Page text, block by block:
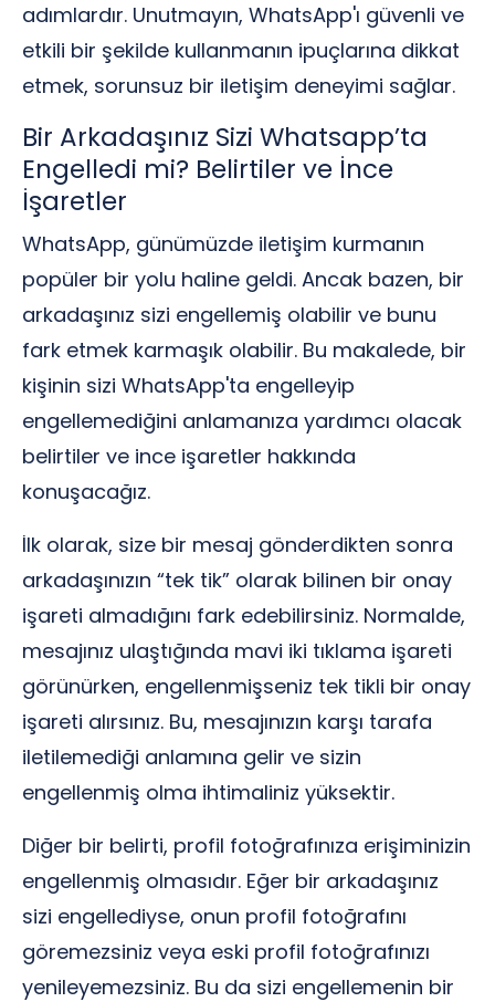
adımlardır. Unutmayın, WhatsApp'ı güvenli ve
etkili bir şekilde kullanmanın ipuçlarına dikkat
etmek, sorunsuz bir iletişim deneyimi sağlar.
Bir Arkadaşınız Sizi Whatsapp’ta
Engelledi mi? Belirtiler ve İnce
İşaretler
WhatsApp, günümüzde iletişim kurmanın
popüler bir yolu haline geldi. Ancak bazen, bir
arkadaşınız sizi engellemiş olabilir ve bunu
fark etmek karmaşık olabilir. Bu makalede, bir
kişinin sizi WhatsApp'ta engelleyip
engellemediğini anlamanıza yardımcı olacak
belirtiler ve ince işaretler hakkında
konuşacağız.
İlk olarak, size bir mesaj gönderdikten sonra
arkadaşınızın “tek tik” olarak bilinen bir onay
işareti almadığını fark edebilirsiniz. Normalde,
mesajınız ulaştığında mavi iki tıklama işareti
görünürken, engellenmişseniz tek tikli bir onay
işareti alırsınız. Bu, mesajınızın karşı tarafa
iletilemediği anlamına gelir ve sizin
engellenmiş olma ihtimaliniz yüksektir.
Diğer bir belirti, profil fotoğrafınıza erişiminizin
engellenmiş olmasıdır. Eğer bir arkadaşınız
sizi engellediyse, onun profil fotoğrafını
göremezsiniz veya eski profil fotoğrafınızı
yenileyemezsiniz. Bu da sizi engellemenin bir